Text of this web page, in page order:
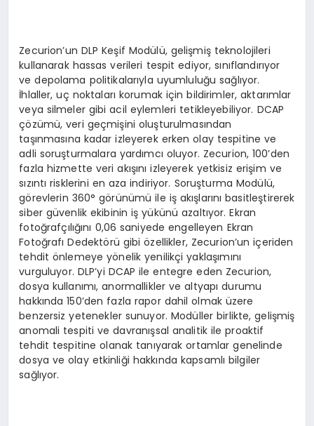
Zecurion’un DLP Keşif Modülü, gelişmiş teknolojileri
kullanarak hassas verileri tespit ediyor, sınıflandırıyor
ve depolama politikalarıyla uyumluluğu sağlıyor.
İhlaller, uç noktaları korumak için bildirimler, aktarımlar
veya silmeler gibi acil eylemleri tetikleyebiliyor. DCAP
çözümü, veri geçmişini oluşturulmasından
taşınmasına kadar izleyerek erken olay tespitine ve
adli soruşturmalara yardımcı oluyor. Zecurion, 100’den
fazla hizmette veri akışını izleyerek yetkisiz erişim ve
sızıntı risklerini en aza indiriyor. Soruşturma Modülü,
görevlerin 360° görünümü ile iş akışlarını basitleştirerek
siber güvenlik ekibinin iş yükünü azaltıyor. Ekran
fotoğrafçılığını 0,06 saniyede engelleyen Ekran
Fotoğrafı Dedektörü gibi özellikler, Zecurion’un içeriden
tehdit önlemeye yönelik yenilikçi yaklaşımını
vurguluyor. DLP’yi DCAP ile entegre eden Zecurion,
dosya kullanımı, anormallikler ve altyapı durumu
hakkında 150’den fazla rapor dahil olmak üzere
benzersiz yetenekler sunuyor. Modüller birlikte, gelişmiş
anomali tespiti ve davranışsal analitik ile proaktif
tehdit tespitine olanak tanıyarak ortamlar genelinde
dosya ve olay etkinliği hakkında kapsamlı bilgiler
sağlıyor.